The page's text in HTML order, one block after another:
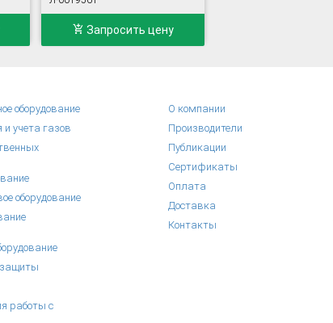
Запросить цену
оборудование
и учета газов
оборудование
защиты
работы с
О компании
Производители
Публикации
Сертификаты
Оплата
Доставка
Контакты